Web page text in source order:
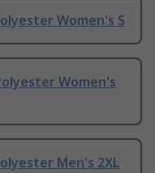
Women's S
Women's
Men's 2XL